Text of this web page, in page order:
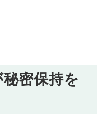
密保持を